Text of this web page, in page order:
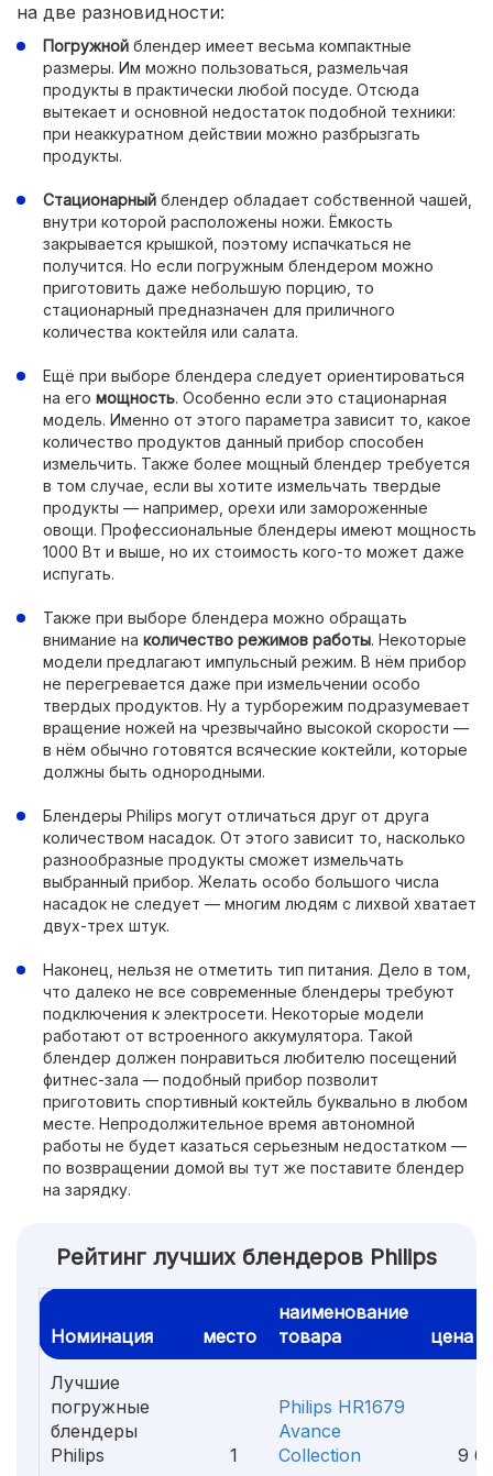
на две разновидности:
Погружной блендер имеет весьма компактные
размеры. Им можно пользоваться, размельчая
продукты в практически любой посуде. Отсюда
вытекает и основной недостаток подобной техники:
при неаккуратном действии можно разбрызгать
продукты.
Стационарный блендер обладает собственной чашей,
внутри которой расположены ножи. Ёмкость
закрывается крышкой, поэтому испачкаться не
получится. Но если погружным блендером можно
приготовить даже небольшую порцию, то
стационарный предназначен для приличного
количества коктейля или салата.
Ещё при выборе блендера следует ориентироваться
на его мощность. Особенно если это стационарная
модель. Именно от этого параметра зависит то, какое
количество продуктов данный прибор способен
измельчить. Также более мощный блендер требуется
в том случае, если вы хотите измельчать твердые
продукты — например, орехи или замороженные
овощи. Профессиональные блендеры имеют мощность
1000 Вт и выше, но их стоимость кого-то может даже
испугать.
Также при выборе блендера можно обращать
внимание на количество режимов работы. Некоторые
модели предлагают импульсный режим. В нём прибор
не перегревается даже при измельчении особо
твердых продуктов. Ну а турборежим подразумевает
вращение ножей на чрезвычайно высокой скорости —
в нём обычно готовятся всяческие коктейли, которые
должны быть однородными.
Блендеры Philips могут отличаться друг от друга
количеством насадок. От этого зависит то, насколько
разнообразные продукты сможет измельчать
выбранный прибор. Желать особо большого числа
насадок не следует — многим людям с лихвой хватает
двух-трех штук.
Наконец, нельзя не отметить тип питания. Дело в том,
что далеко не все современные блендеры требуют
подключения к электросети. Некоторые модели
работают от встроенного аккумулятора. Такой
блендер должен понравиться любителю посещений
фитнес-зала — подобный прибор позволит
приготовить спортивный коктейль буквально в любом
месте. Непродолжительное время автономной
работы не будет казаться серьезным недостатком —
по возвращении домой вы тут же поставите блендер
на зарядку.
Рейтинг лучших блендеров Philips
Номинация место
наименование
товара
цена
Лучшие
погружные
блендеры
Philips
1
Philips HR1679
Avance
Collection
9